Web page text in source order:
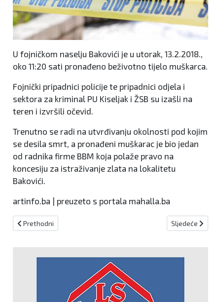
U fojničkom naselju Bakovići je u utorak, 13.2.2018.,
oko 11:20 sati pronađeno beživotno tijelo muškarca.
Fojnički pripadnici policije te pripadnici odjela i
sektora za kriminal PU Kiseljak i ŽSB su izašli na
teren i izvršili očevid.
Trenutno se radi na utvrđivanju okolnosti pod kojim
se desila smrt, a pronađeni muškarac je bio jedan
od radnika firme BBM koja polaže pravo na
koncesiju za istraživanje zlata na lokalitetu
Bakovići.
artinfo.ba | preuzeto s portala mahalla.ba
Prethodni članak: Lažni djelatnik Telemacha krao po kućama
Prethodni Sljedeći
Sljedeće